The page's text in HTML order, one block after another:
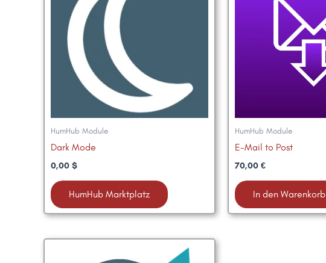
HumHub Module
Dark Mode
0,00 $
HumHub Marktplatz
HumHub Module
E-Mail to Post
70,00 €
In den Warenkorb